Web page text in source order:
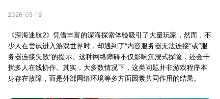
2026-05-18
《深海迷航2》凭借丰富的深海探索体验吸引了大量玩家，然而，不
少人在尝试进入游戏世界时，却遇到了“内容服务器无法连接”或“服
务器连接失败”的提示。这种网络障碍不仅影响沉浸式探险，还会干
扰多人在线协作。其实，大多数情况下，这类问题并非游戏程序本
身存在故障，而是外部网络环境等多方面因素共同作用的结果。